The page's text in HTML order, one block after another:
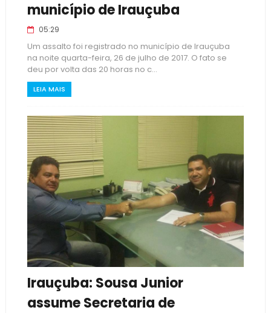
município de Irauçuba
05:29
Um assalto foi registrado no município de Irauçuba
na noite quarta-feira, 26 de julho de 2017. O fato se
deu por volta das 20 horas no c...
LEIA MAIS
Irauçuba: Sousa Junior
assume Secretaria de